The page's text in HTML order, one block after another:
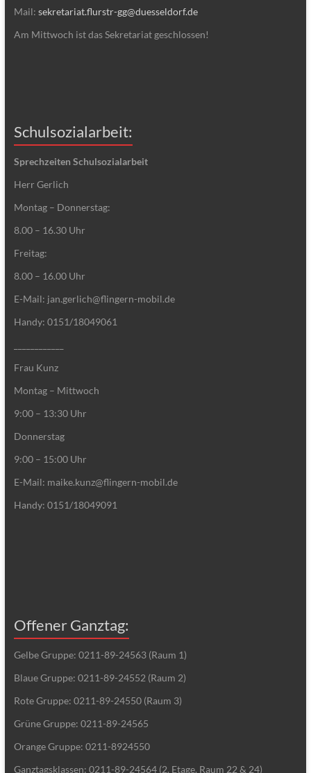
Mail: sekretariat.flurstr-gg@duesseldorf.de
Am Mittwoch ist das Sekretariat geschlossen!
Schulsozialarbeit:
Sprechzeiten Schulsozialarbeit
Herr Gerlich
Montag – Donnerstag:
8.00 – 16.30 Uhr
Freitag:
8.00 – 16.00 Uhr
E-Mail: jan.gerlich@flingern-mobil.de
Handy: 0151/18049061
Frau Kunz
Montag – Mittwoch
9:00 – 13:30 Uhr
Donnerstag
9:00 – 15:00 Uhr
E-Mail: maike.kunz@flingern-mobil.de
Handy: 0151/18049091
Offener Ganztag:
Gelbe Gruppe: 0211-89-24563 (Raum 1)
Blaue Gruppe: 0211-89-24552 (Raum 2)
Rote Gruppe: 0211-89-24550 (Raum 3)
Grüne Gruppe: 0211-89-24565
Orange Gruppe: 0211-8924550
Ganztagsklassen: 0211-89-24564 (2. Etage, Raum 22 & 24)